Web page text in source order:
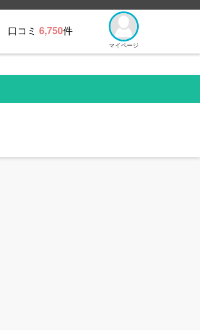
口コミ 6,750件
マイページ